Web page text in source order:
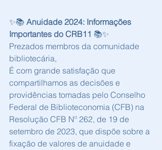
✨📚 Anuidade 2024: Informações
Importantes do CRB11 📚✨
Prezados membros da comunidade
bibliotecária,
É com grande satisfação que
compartilhamos as decisões e
providências tomadas pelo Conselho
Federal de Biblioteconomia (CFB) na
Resolução CFB Nº 262, de 19 de
setembro de 2023, que dispõe sobre a
fixação de valores de anuidade e